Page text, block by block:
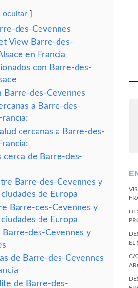
ocultar
des-Cevennes
View Barre-des-
en Francia
con Barre-des-
Barre-des-Cevennes
a Barre-des-
cercanas a Barre-des-
cerca de Barre-des-
Barre-des-Cevennes y
de Europa
Barre-des-Cevennes y
de Europa
Barre-des-Cevennes y
de Barre-des-Cevennes
de Barre-des-
EL